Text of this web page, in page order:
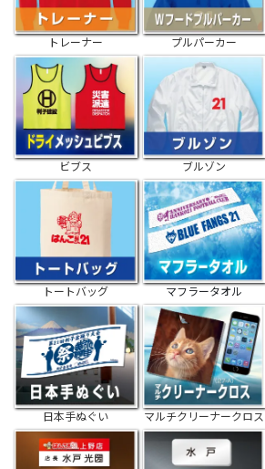
トレーナー プルパーカー
ビブス ブルゾン
トートバッグ マフラータオル
日本手ぬぐい マルチクリーナークロス